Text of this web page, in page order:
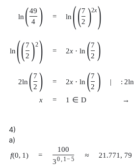
ln (49
4 ) = ln ((7
2 )2x)
ln ((7
2 )2) = 2x ⋅ ln (7
2 )
2ln (7
2 ) = 2x ⋅ ln (7
2 ) | : 2ln
x = 1 ∈ D →
4)
a)
f(0, 1) =
100
30, 1−5
≈ 21.771, 79